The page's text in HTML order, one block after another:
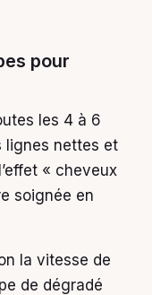
pour
les 4 à 6
lignes nettes et
« cheveux
soignée en
la vitesse de
de dégradé